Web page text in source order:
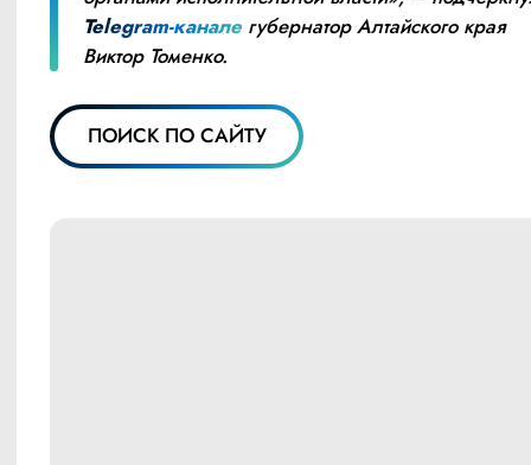
Telegram-канале губернатор Алтайского края
Виктор Томенко.
ПОИСК ПО САЙТУ